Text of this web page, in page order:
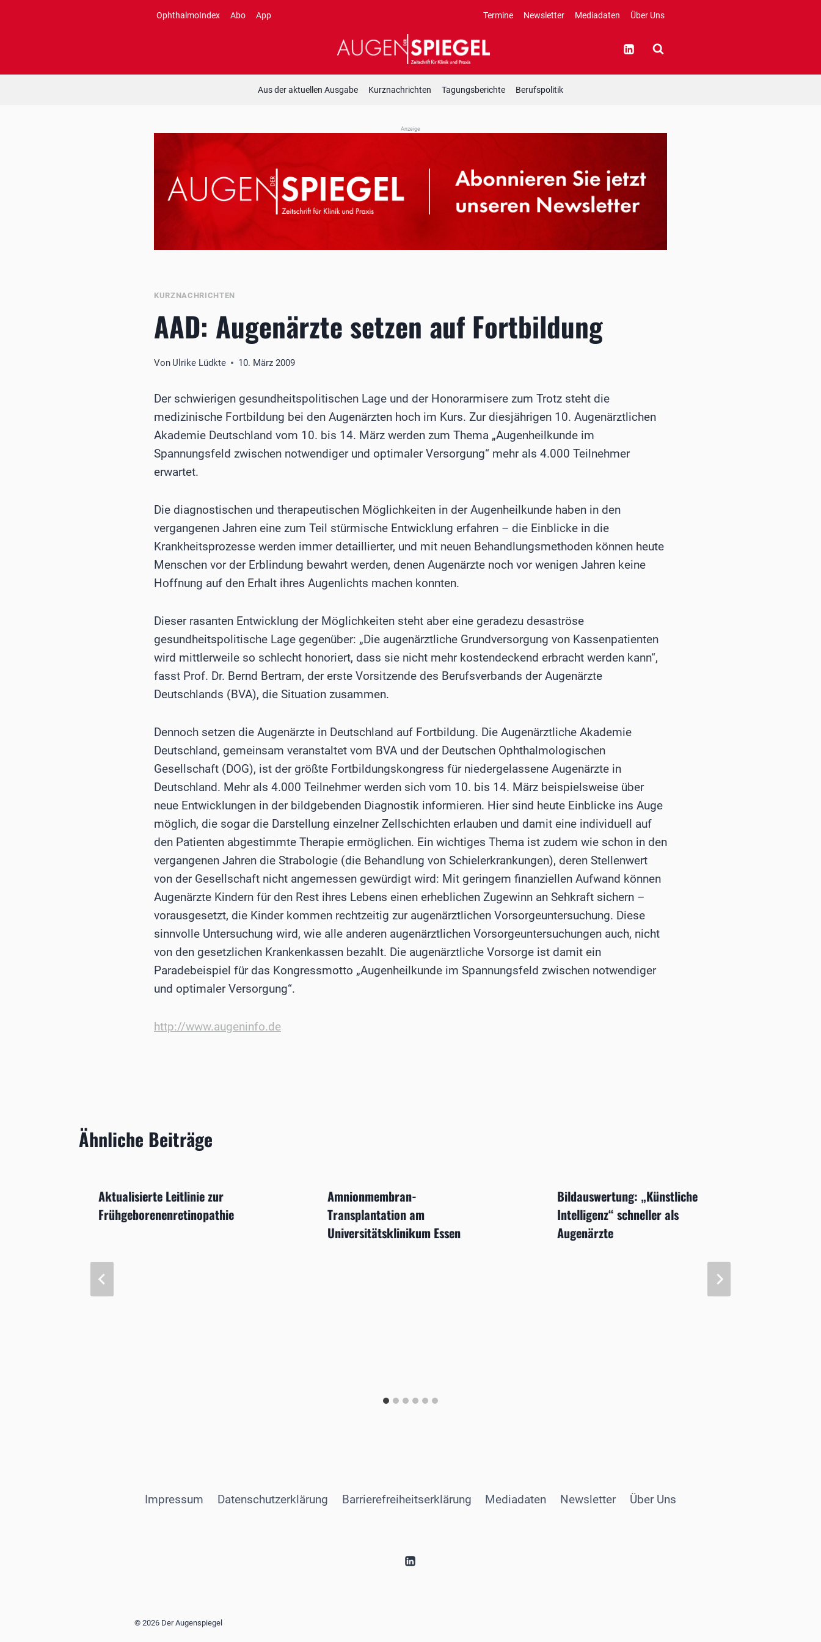
OphthalmoIndex Abo App Termine Newsletter Mediadaten Über Uns
Aus der aktuellen Ausgabe Kurznachrichten Tagungsberichte Berufspolitik
Anzeige
KURZNACHRICHTEN
AAD: Augenärzte setzen auf Fortbildung
Von Ulrike Lüdkte 10. März 2009
Der schwierigen gesundheitspolitischen Lage und der Honorarmisere zum Trotz steht die
medizinische Fortbildung bei den Augenärzten hoch im Kurs. Zur diesjährigen 10. Augenärztlichen
Akademie Deutschland vom 10. bis 14. März werden zum Thema „Augenheilkunde im
Spannungsfeld zwischen notwendiger und optimaler Versorgung“ mehr als 4.000 Teilnehmer
erwartet.
Die diagnostischen und therapeutischen Möglichkeiten in der Augenheilkunde haben in den
vergangenen Jahren eine zum Teil stürmische Entwicklung erfahren – die Einblicke in die
Krankheitsprozesse werden immer detaillierter, und mit neuen Behandlungsmethoden können heute
Menschen vor der Erblindung bewahrt werden, denen Augenärzte noch vor wenigen Jahren keine
Hoffnung auf den Erhalt ihres Augenlichts machen konnten.
Dieser rasanten Entwicklung der Möglichkeiten steht aber eine geradezu desaströse
gesundheitspolitische Lage gegenüber: „Die augenärztliche Grundversorgung von Kassenpatienten
wird mittlerweile so schlecht honoriert, dass sie nicht mehr kostendeckend erbracht werden kann“,
fasst Prof. Dr. Bernd Bertram, der erste Vorsitzende des Berufsverbands der Augenärzte
Deutschlands (BVA), die Situation zusammen.
Dennoch setzen die Augenärzte in Deutschland auf Fortbildung. Die Augenärztliche Akademie
Deutschland, gemeinsam veranstaltet vom BVA und der Deutschen Ophthalmologischen
Gesellschaft (DOG), ist der größte Fortbildungskongress für niedergelassene Augenärzte in
Deutschland. Mehr als 4.000 Teilnehmer werden sich vom 10. bis 14. März beispielsweise über
neue Entwicklungen in der bildgebenden Diagnostik informieren. Hier sind heute Einblicke ins Auge
möglich, die sogar die Darstellung einzelner Zellschichten erlauben und damit eine individuell auf
den Patienten abgestimmte Therapie ermöglichen. Ein wichtiges Thema ist zudem wie schon in den
vergangenen Jahren die Strabologie (die Behandlung von Schielerkrankungen), deren Stellenwert
von der Gesellschaft nicht angemessen gewürdigt wird: Mit geringem finanziellen Aufwand können
Augenärzte Kindern für den Rest ihres Lebens einen erheblichen Zugewinn an Sehkraft sichern –
vorausgesetzt, die Kinder kommen rechtzeitig zur augenärztlichen Vorsorgeuntersuchung. Diese
sinnvolle Untersuchung wird, wie alle anderen augenärztlichen Vorsorgeuntersuchungen auch, nicht
von den gesetzlichen Krankenkassen bezahlt. Die augenärztliche Vorsorge ist damit ein
Paradebeispiel für das Kongressmotto „Augenheilkunde im Spannungsfeld zwischen notwendiger
und optimaler Versorgung“.
http://www.augeninfo.de
Ähnliche Beiträge
Aktualisierte Leitlinie zur
Frühgeborenenretinopathie
Amnionmembran-
Transplantation am
Universitätsklinikum Essen
Bildauswertung: „Künstliche
Intelligenz“ schneller als
Augenärzte
Impressum Datenschutzerklärung Barrierefreiheitserklärung Mediadaten Newsletter Über Uns
© 2026 Der Augenspiegel